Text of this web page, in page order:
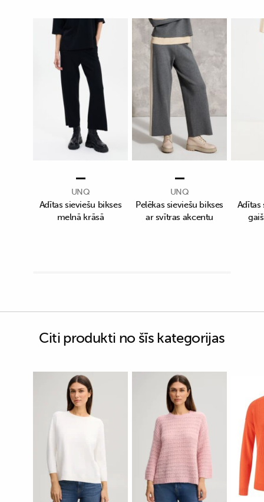
UNQ
Adītas sieviešu bikses
melnā krāsā
UNQ
Pelēkas sieviešu bikses
ar svītras akcentu
Adītas
Citi produkti no šīs kategorijas